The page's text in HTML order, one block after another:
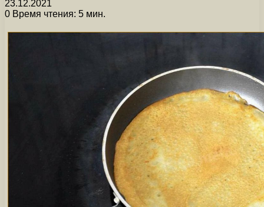
23.12.2021
0 Время чтения: 5 мин.